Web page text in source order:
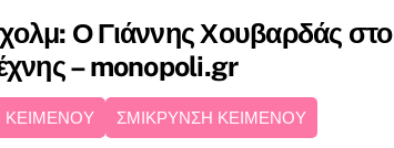
Ο Γιάννης Χουβαρδάς στο
– monopoli.gr
ΣΜΙΚΡΥΝΣΗ ΚΕΙΜΕΝΟΥ